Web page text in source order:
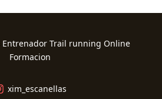
Trail running Online
Formacion
xim_escanellas